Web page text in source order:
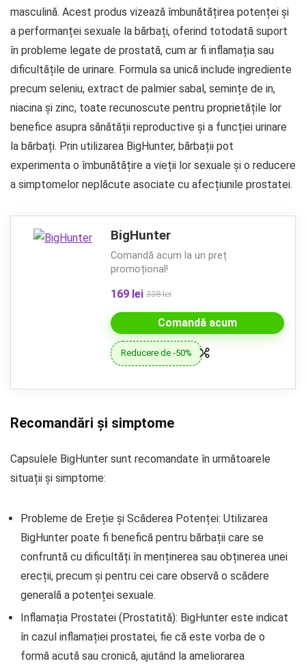
masculină. Acest produs vizează îmbunătățirea potenței și
a performanței sexuale la bărbați, oferind totodată suport
în probleme legate de prostată, cum ar fi inflamația sau
dificultățile de urinare. Formula sa unică include ingrediente
precum seleniu, extract de palmier sabal, semințe de in,
niacina și zinc, toate recunoscute pentru proprietățile lor
benefice asupra sănătății reproductive și a funcției urinare
la bărbați. Prin utilizarea BigHunter, bărbații pot
experimenta o îmbunătățire a vieții lor sexuale și o reducere
a simptomelor neplăcute asociate cu afecțiunile prostatei.
BigHunter
Comandă acum la un preț
promoțional!
169 lei 338 lei
Comandă acum
Reducere de -50%
Recomandări și simptome
Capsulele BigHunter sunt recomandate în următoarele
situații și simptome:
Probleme de Ereție și Scăderea Potenței: Utilizarea
BigHunter poate fi benefică pentru bărbații care se
confruntă cu dificultăți în menținerea sau obținerea unei
erecții, precum și pentru cei care observă o scădere
generală a potenței sexuale.
Inflamația Prostatei (Prostatită): BigHunter este indicat
în cazul inflamației prostatei, fie că este vorba de o
formă acută sau cronică, ajutând la ameliorarea